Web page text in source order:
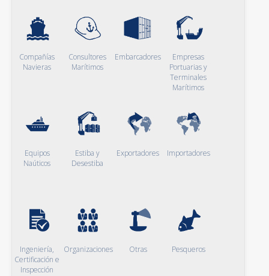
Compañías
Navieras
Consultores
Marítimos
Embarcadores
Empresas
Portuarias y
Terminales
Marítimos
Equipos
Naúticos
Estiba y
Desestiba
Exportadores Importadores
Ingeniería,
Certificación e
Inspección
Organizaciones Otras Pesqueros